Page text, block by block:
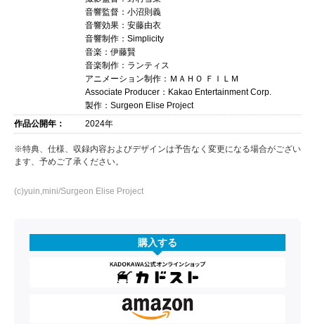
音響監督：小沼則義
音響効果：安藤由衣
音響制作：Simplicity
音楽：伊藤賢
音楽制作：ランティス
アニメーション制作：ＭＡＨＯ ＦＩＬＭ
Associate Producer：Kakao Entertainment Corp.
製作：Surgeon Elise Project
作品公開年：
2024年
※特典、仕様、収録内容およびデザインは予告なく変更になる場合がござい
ます、予めご了承ください。
(c)yuin,mini/Surgeon Elise Project
購入する